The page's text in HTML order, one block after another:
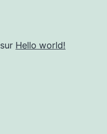
sur Hello world!